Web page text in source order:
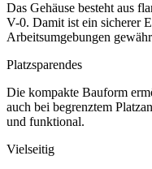
Das Gehäuse besteht aus
V-0. Damit ist ein sicherer
Arbeitsumgebungen
Platzsparendes
Die kompakte Bauform
auch bei begrenztem
und funktional.
Vielseitig